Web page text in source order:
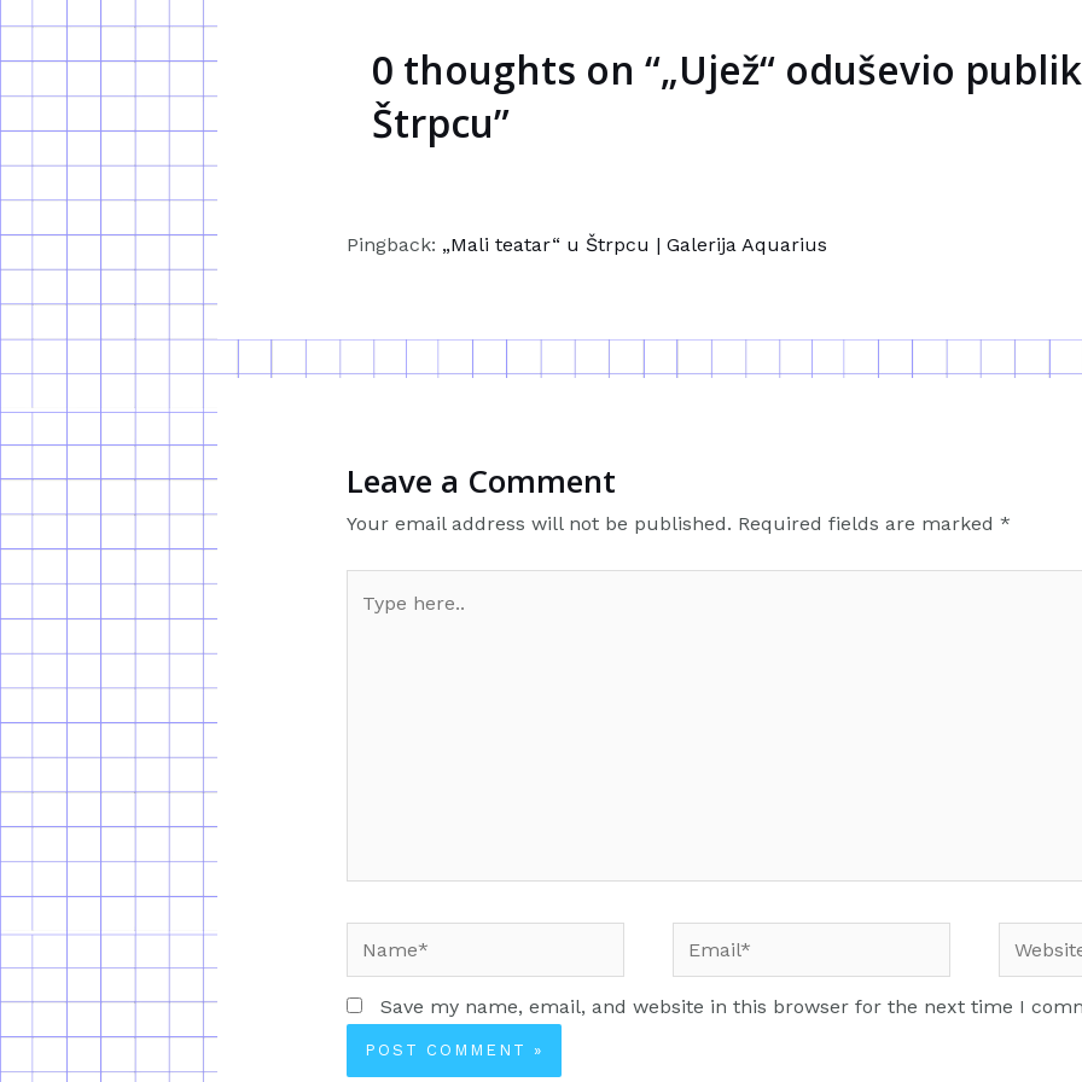
0 thoughts on “„Ujež“ oduševio
Štrpcu”
Pingback: „Mali teatar“ u Štrpcu | Galerija Aquarius
Leave a Comment
Your email address will not be published. Required fields are marked *
Save my name, email, and website in this browser for the next time I